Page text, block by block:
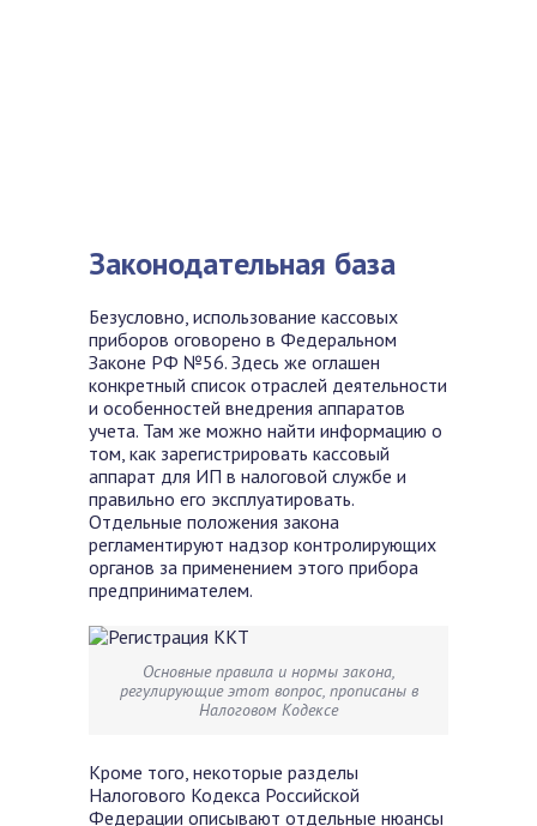
Законодательная база
Безусловно, использование кассовых
приборов оговорено в Федеральном
Законе РФ №56. Здесь же оглашен
конкретный список отраслей деятельности
и особенностей внедрения аппаратов
учета. Там же можно найти информацию о
том, как зарегистрировать кассовый
аппарат для ИП в налоговой службе и
правильно его эксплуатировать.
Отдельные положения закона
регламентируют надзор контролирующих
органов за применением этого прибора
предпринимателем.
Основные правила и нормы закона,
регулирующие этот вопрос, прописаны в
Налоговом Кодексе
Кроме того, некоторые разделы
Налогового Кодекса Российской
Федерации описывают отдельные нюансы